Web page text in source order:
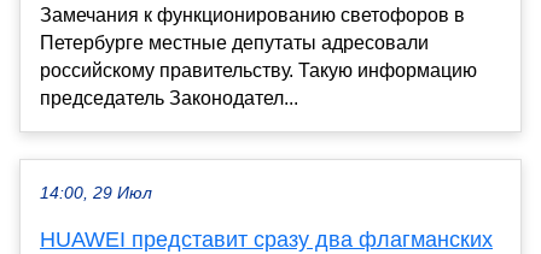
Замечания к функционированию светофоров в
Петербурге местные депутаты адресовали
российскому правительству. Такую информацию
председатель Законодател...
14:00, 29 Июл
HUAWEI представит сразу два флагманских